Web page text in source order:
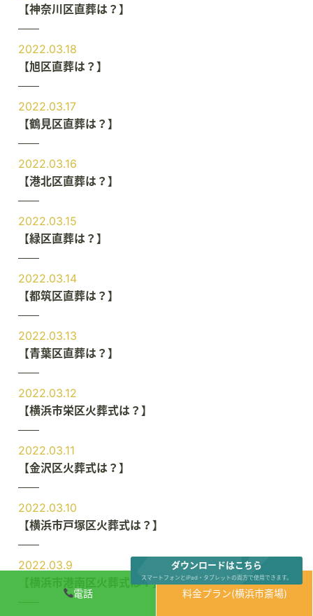
電話 料金プラン(横浜市斎場)
ダウンロードはこちら
スマートフォンとiPad・タブレットの両方で使用できます。
【神奈川区直葬は？】
2022.03.18
【旭区直葬は？】
2022.03.17
【鶴見区直葬は？】
2022.03.16
【港北区直葬は？】
2022.03.15
【緑区直葬は？】
2022.03.14
【都筑区直葬は？】
2022.03.13
【青葉区直葬は？】
2022.03.12
【横浜市栄区火葬式は？】
2022.03.11
【金沢区火葬式は？】
2022.03.10
【横浜市戸塚区火葬式は？】
2022.03.9
【横浜市港南区火葬式は？】